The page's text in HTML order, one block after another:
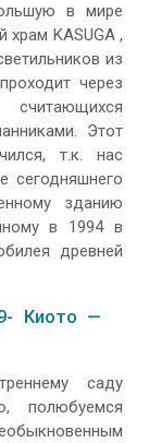
в мире
храм KASUGA ,
из
через
Этот
т.к. нас
сегодняшнего
зданию
в 1994 в
древней
Киото —
саду
полюбуемся